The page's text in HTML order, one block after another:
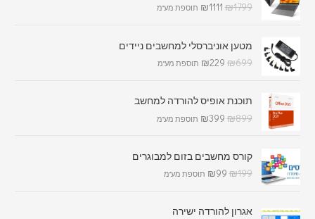
₪1799
₪1111 תוספת מע"מ
מטען אוניברסלי למחשבים ניידים
₪699
₪229 תוספת מע"מ
תוכנת אופיס להורדה למחשב
₪899
₪399 תוספת מע"מ
קורס מחשבים בזום למבוגרים
₪199
₪99 תוספת מע"מ
אגרון להורדה ישירה